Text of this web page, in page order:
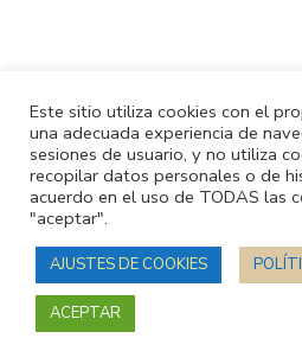
Menú
del
pie
de
Política de privacidad
Copyright © 2026
Este sitio utiliza cookies con el
una adecuada experiencia de
sesiones de usuario, y no utiliza
recopilar datos personales o de
acuerdo en el uso de TODAS las
"aceptar".
AJUSTES DE COOKIES
ACEPTAR